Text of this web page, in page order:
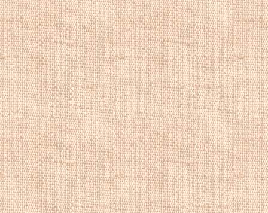
пейзаж, купить
городской